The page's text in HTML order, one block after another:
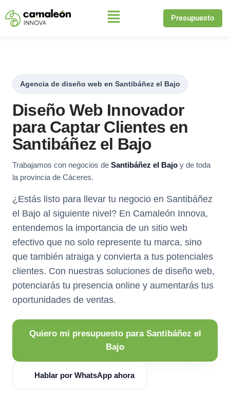
Saltar
Presupuesto
Agencia de diseño web en Santibáñez el Bajo
Diseño Web Innovador
para Captar Clientes en
Santibáñez el Bajo
Trabajamos con negocios de Santibáñez el Bajo y de toda
la provincia de Cáceres.
¿Estás listo para llevar tu negocio en Santibáñez
el Bajo al siguiente nivel? En Camaleón Innova,
entendemos la importancia de un sitio web
efectivo que no solo represente tu marca, sino
que también atraiga y convierta a tus potenciales
clientes. Con nuestras soluciones de diseño web,
potenciarás tu presencia online y aumentarás tus
oportunidades de ventas.
Quiero mi presupuesto para Santibáñez el
Bajo
Hablar por WhatsApp ahora